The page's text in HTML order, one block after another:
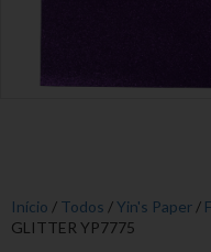
Início / Todos /Yin's Paper /
GLITTER YP7775